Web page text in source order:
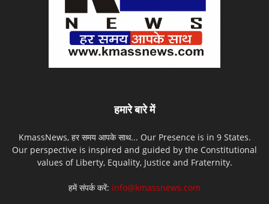
हमारे बारे में
KmassNews, हर समय आपके साथ... Our Presence is in 9 States.
Our perspective is inspired and guided by the Constitutional
values of Liberty, Equality, Justice and Fraternity.
हमें संपर्क करें: info@kmassnews.com